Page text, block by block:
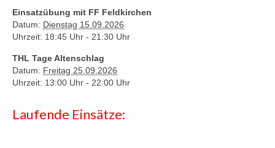
Einsatzübung mit FF Feldkirchen
Datum: Dienstag 15.09.2026
Uhrzeit: 18:45 Uhr - 21:30 Uhr
THL Tage Altenschlag
Datum: Freitag 25.09.2026
Uhrzeit: 13:00 Uhr - 22:00 Uhr
Laufende Einsätze: